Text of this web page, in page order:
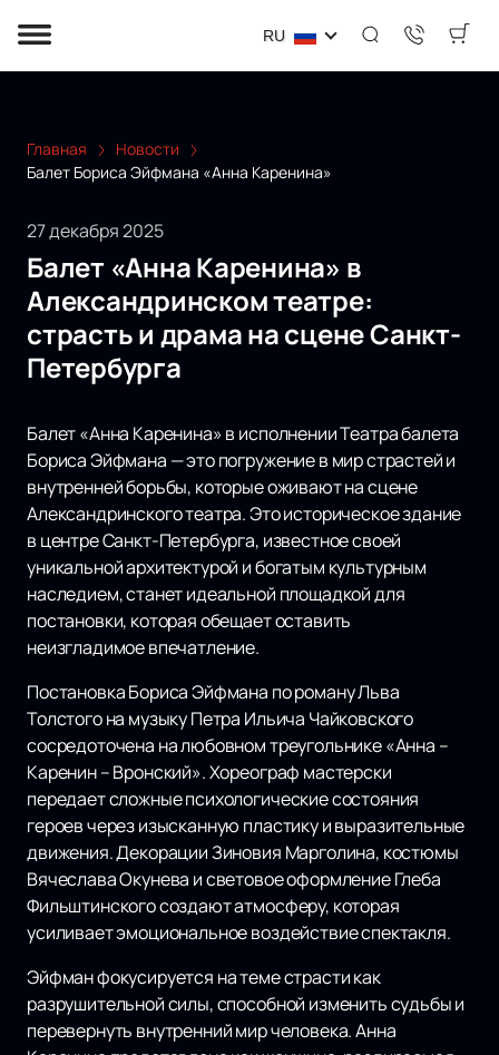
RU
Главная
Новости
Балет Бориса Эйфмана «Анна Каренина»
27 декабря 2025
Балет «Анна Каренина» в
Александринском театре:
страсть и драма на сцене Санкт-
Петербурга
Балет «Анна Каренина» в исполнении Театра балета
Бориса Эйфмана — это погружение в мир страстей и
внутренней борьбы, которые оживают на сцене
Александринского театра. Это историческое здание
в центре Санкт-Петербурга, известное своей
уникальной архитектурой и богатым культурным
наследием, станет идеальной площадкой для
постановки, которая обещает оставить
неизгладимое впечатление.
Постановка Бориса Эйфмана по роману Льва
Толстого на музыку Петра Ильича Чайковского
сосредоточена на любовном треугольнике «Анна –
Каренин – Вронский». Хореограф мастерски
передает сложные психологические состояния
героев через изысканную пластику и выразительные
движения. Декорации Зиновия Марголина, костюмы
Вячеслава Окунева и световое оформление Глеба
Фильштинского создают атмосферу, которая
усиливает эмоциональное воздействие спектакля.
Эйфман фокусируется на теме страсти как
разрушительной силы, способной изменить судьбы и
перевернуть внутренний мир человека. Анна